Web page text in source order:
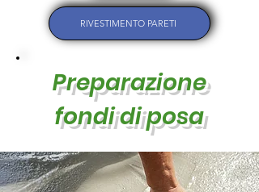
RIVESTIMENTO PARETI
Preparazione
fondi di posa